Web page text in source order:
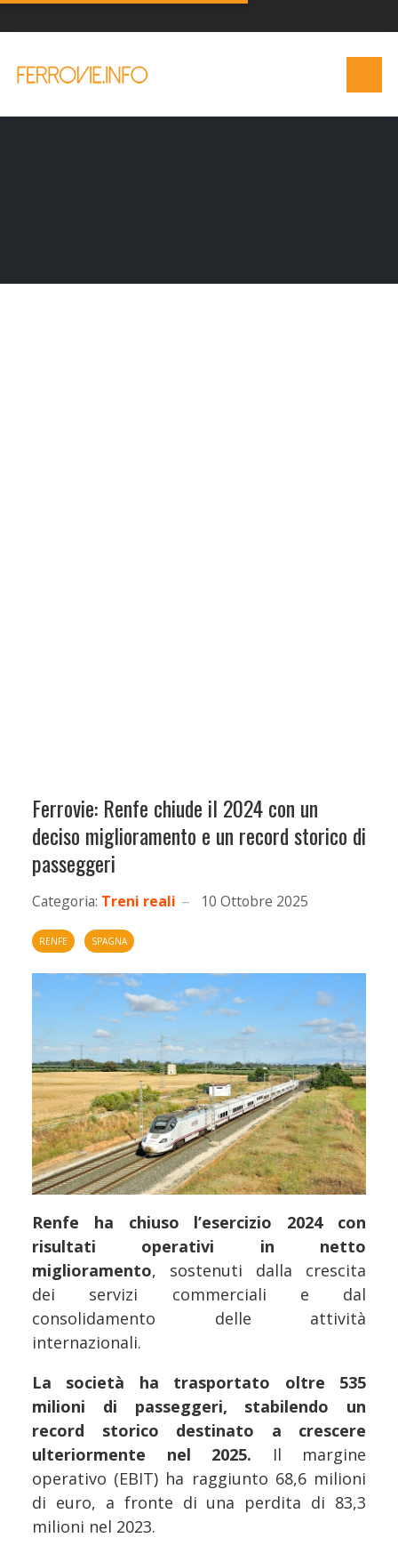
Ferrovie: Renfe chiude il 2024 con un
deciso miglioramento e un record storico di
passeggeri
Categoria: Treni reali 10 Ottobre 2025
RENFE SPAGNA
Renfe ha chiuso l’esercizio 2024 con
risultati operativi in netto
miglioramento, sostenuti dalla crescita
dei servizi commerciali e dal
consolidamento delle attività
internazionali.
La società ha trasportato oltre 535
milioni di passeggeri, stabilendo un
record storico destinato a crescere
ulteriormente nel 2025. Il margine
operativo (EBIT) ha raggiunto 68,6 milioni
di euro, a fronte di una perdita di 83,3
milioni nel 2023.